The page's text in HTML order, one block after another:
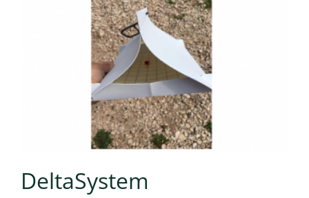
DeltaSystem